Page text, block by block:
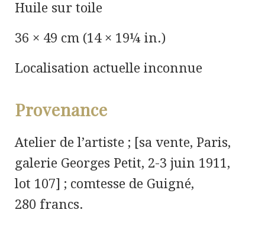
Huile sur toile
36 × 49 cm (14 × 19¼ in.)
Localisation actuelle inconnue
Provenance
Atelier de l’artiste ; [sa vente, Paris,
galerie Georges Petit, 2-3 juin 1911,
lot 107] ; comtesse de Guigné,
280 francs.